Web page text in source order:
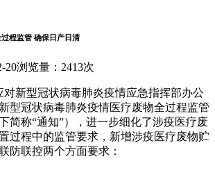
程监管 确保日产日清
20浏览量：2413次
对新型冠状病毒肺炎疫情应急指挥部办公
型冠状病毒肺炎疫情医疗废物全过程监管
简称“通知”），进一步细化了涉疫医疗废
过程中的监管要求，新增涉疫医疗废物贮
防联控两个方面要求：